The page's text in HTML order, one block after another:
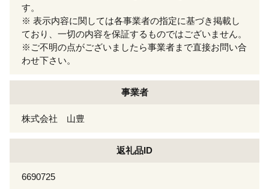
す。
※ 表示内容に関しては各事業者の指定に基づき掲載し
ており、一切の内容を保証するものではございません。
※ご不明の点がございましたら事業者まで直接お問い合
わせ下さい。
事業者
株式会社 山豊
返礼品ID
6690725